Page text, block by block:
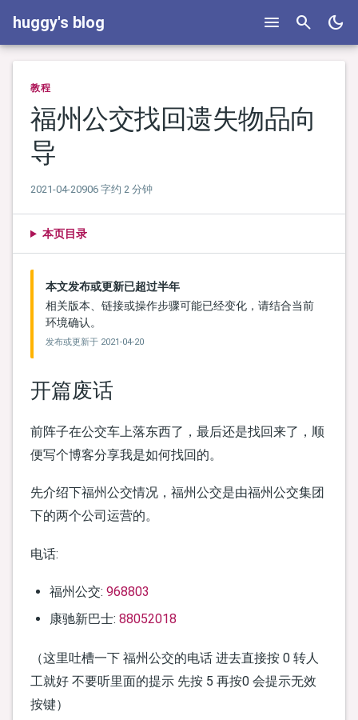
huggy's blog menu search dark_mode
教程
福州公交找回遗失物品向
导
2021-04-20906 字约 2 分钟
本页目录
本文发布或更新已超过半年
相关版本、链接或操作步骤可能已经变化，请结合当前
环境确认。
发布或更新于 2021-04-20
开篇废话
前阵子在公交车上落东西了，最后还是找回来了，顺
便写个博客分享我是如何找回的。
先介绍下福州公交情况，福州公交是由福州公交集团
下的两个公司运营的。
电话:
福州公交: 968803
康驰新巴士: 88052018
（这里吐槽一下 福州公交的电话 进去直接按 0 转人
工就好 不要听里面的提示 先按 5 再按0 会提示无效
按键）